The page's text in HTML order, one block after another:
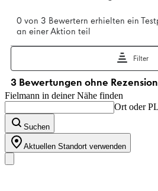
Fielmann in deiner Nähe finden
Ort oder
Suchen
Aktuellen Standort verwenden